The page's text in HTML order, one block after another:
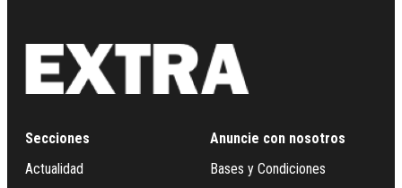
Secciones
Actualidad
Anuncie con nosotros
Bases y Condiciones